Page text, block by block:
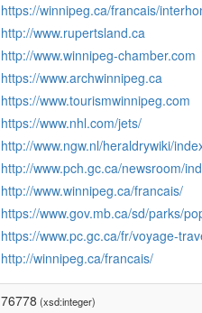
https://winnipeg.ca/francais/
http://www.rupertsland.ca
http://www.winnipeg-chamber.com
https://www.archwinnipeg.ca
https://www.tourismwinnipeg.com
https://www.nhl.com/jets/
http://www.ngw.nl/heraldrywiki/
http://www.pch.gc.ca/newsroom/
http://www.winnipeg.ca/francais/
https://www.gov.mb.ca/sd/parks/
https://www.pc.gc.ca/fr/voyage-
http://winnipeg.ca/francais/
76778 (xsd:integer)